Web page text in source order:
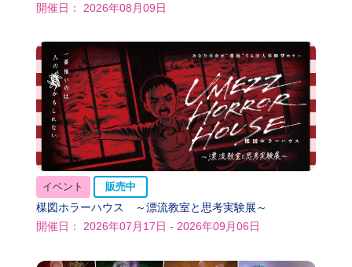
開催日： 2026年08月09日
イベント 販売中
楳図ホラーハウス ～漂流教室と思考実験展～
開催日： 2026年07月17日 - 2026年09月06日